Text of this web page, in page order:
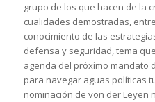
grupo de los que hacen de la
cualidades demostradas,
conocimiento de las
defensa y seguridad, tema
agenda del próximo mandato
para navegar aguas políticas
nominación de von der Leyen